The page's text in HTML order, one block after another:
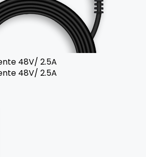
48V/ 2.5A
48V/ 2.5A